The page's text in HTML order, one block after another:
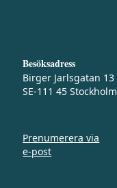
Besöksadress
Birger Jarlsgatan 13
SE-111 45 Stockholm
Prenumerera via
e‑post